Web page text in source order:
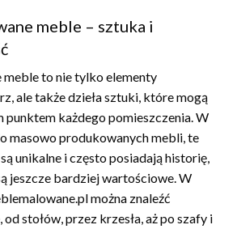
meble – sztuka i
meble to nie tylko elementy
ale także dzieła sztuki, które mogą
punktem każdego pomieszczenia. W
masowo produkowanych mebli, te
unikalne i często posiadają historię,
jeszcze bardziej wartościowe. W
można znaleźć
stołów, przez krzesła, aż po szafy i